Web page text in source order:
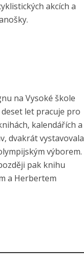
akcích a
na Vysoké škole
let pracuje pro
kalendářích a
dvakrát vystavovala
výborem.
pak knihu
a Herbertem